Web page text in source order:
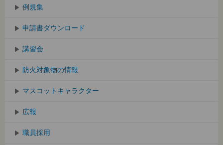
例規集
申請書ダウンロード
講習会
防火対象物の情報
マスコットキャラクター
広報
職員採用